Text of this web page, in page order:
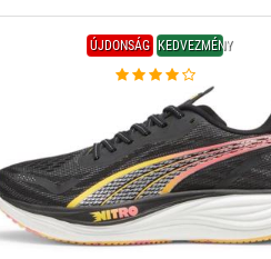
ÚJDONSÁG KEDVEZMÉNY